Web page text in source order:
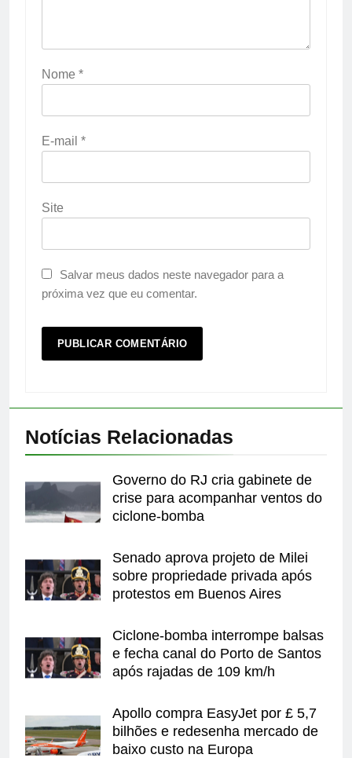
Nome *
E-mail *
Site
Salvar meus dados neste navegador para a
próxima vez que eu comentar.
Notícias Relacionadas
Governo do RJ cria gabinete de
crise para acompanhar ventos do
ciclone-bomba
Senado aprova projeto de Milei
sobre propriedade privada após
protestos em Buenos Aires
Ciclone-bomba interrompe balsas
e fecha canal do Porto de Santos
após rajadas de 109 km/h
Apollo compra EasyJet por £ 5,7
bilhões e redesenha mercado de
baixo custo na Europa